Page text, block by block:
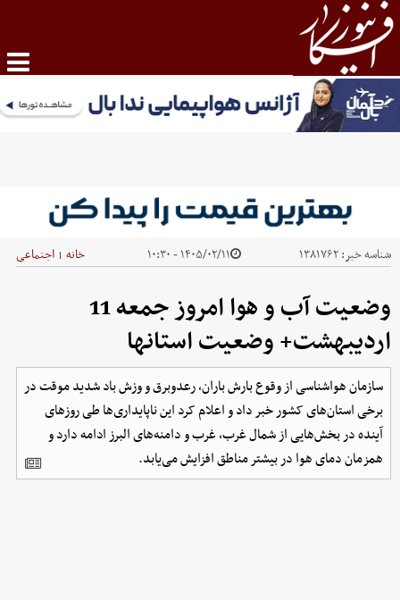
شناسه خبر:۱۳۸۱۷۶۲ ۱۴۰۵/۰۲/۱۱ - ۱۰:۳۰ خانه | اجتماعی
وضعیت آب و هوا امروز جمعه 11
اردیبهشت+ وضعیت استانها
سازمان هواشناسی از وقوع بارش باران، رعدوبرق و وزش باد شدید موقت در
برخی استان‌های کشور خبر داد و اعلام کرد این ناپایداری‌ها طی روزهای
آینده در بخش‌هایی از شمال غرب، غرب و دامنه‌های البرز ادامه دارد و
همزمان دمای هوا در بیشتر مناطق افزایش می‌یابد.